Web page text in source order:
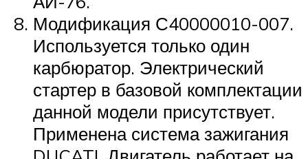
Модификация С40000010-007.
Используется только один
карбюратор. Электрический
стартер в базовой комплектации
данной модели присутствует.
Применена система зажигания